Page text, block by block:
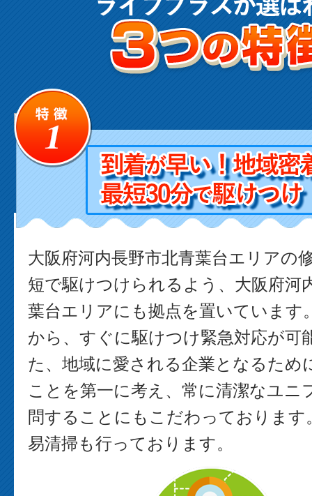
大阪府河内長野市北青葉台エリアの
短で駆けつけられるよう、大阪府河
葉台エリアにも拠点を置いています
から、すぐに駆けつけ緊急対応が可
た、地域に愛される企業となるため
ことを第一に考え、常に清潔なユニ
問することにもこだわっております
易清掃も行っております。